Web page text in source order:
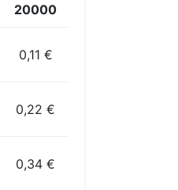
20000
0,11 €
0,22 €
0,34 €